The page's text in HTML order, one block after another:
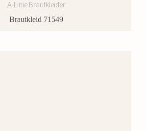
A-Linie Brautkleider
Brautkleid 71549